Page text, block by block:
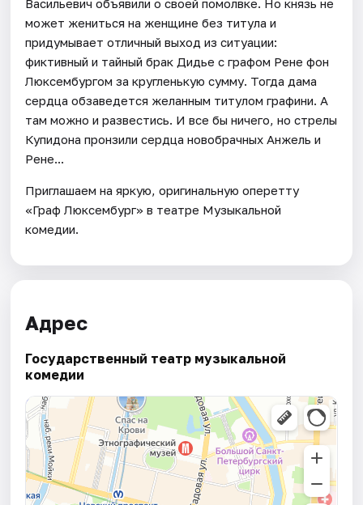
Васильевич объявили о своей помолвке. Но князь не
может жениться на женщине без титула и
придумывает отличный выход из ситуации:
фиктивный и тайный брак Дидье с графом Рене фон
Люксембургом за кругленькую сумму. Тогда дама
сердца обзаведется желанным титулом графини. А
там можно и развестись. И все бы ничего, но стрелы
Купидона пронзили сердца новобрачных Анжель и
Рене...
Приглашаем на яркую, оригинальную оперетту
«Граф Люксембург» в театре Музыкальной
комедии.
Адрес
Государственный театр музыкальной
комедии